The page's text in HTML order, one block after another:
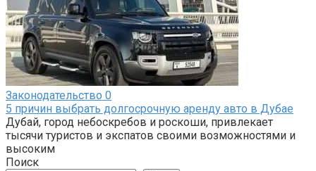
Законодательство 0
5 причин выбрать долгосрочную аренду авто в Дубае
Дубай, город небоскребов и роскоши, привлекает
тысячи туристов и экспатов своими возможностями и
высоким
Поиск